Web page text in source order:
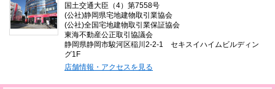
国土交通大臣（4）第7558号
(公社)静岡県宅地建物取引業協会
(公社)全国宅地建物取引業保証協会
東海不動産公正取引協議会
静岡県静岡市駿河区稲川2-2-1 セキスイハイムビルディン
グ1F
店舗情報・アクセスを見る